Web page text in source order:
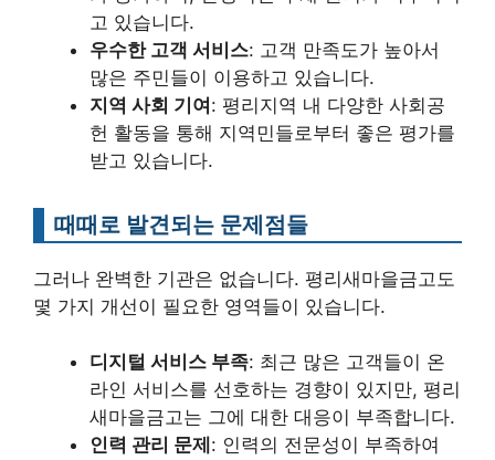
고 있습니다.
우수한 고객 서비스: 고객 만족도가 높아서
많은 주민들이 이용하고 있습니다.
지역 사회 기여: 평리지역 내 다양한 사회공
헌 활동을 통해 지역민들로부터 좋은 평가를
받고 있습니다.
때때로 발견되는 문제점들
그러나 완벽한 기관은 없습니다. 평리새마을금고도
몇 가지 개선이 필요한 영역들이 있습니다.
디지털 서비스 부족: 최근 많은 고객들이 온
라인 서비스를 선호하는 경향이 있지만, 평리
새마을금고는 그에 대한 대응이 부족합니다.
인력 관리 문제 : 인력의 전문성이 부족하여